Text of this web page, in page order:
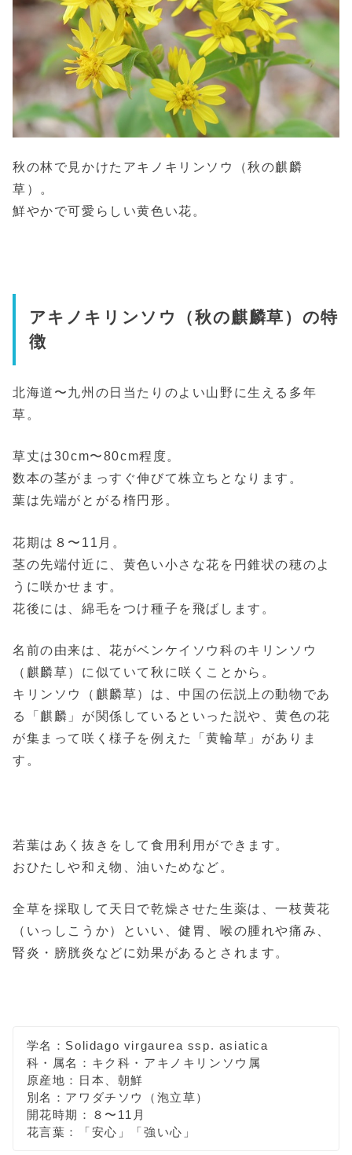
秋の林で見かけたアキノキリンソウ（秋の麒麟
草）。
鮮やかで可愛らしい黄色い花。
アキノキリンソウ（秋の麒麟草）の特
徴
北海道〜九州の日当たりのよい山野に生える多年
草。
草丈は30cm〜80cm程度。
数本の茎がまっすぐ伸びて株立ちとなります。
葉は先端がとがる楕円形。
花期は８〜11月。
茎の先端付近に、黄色い小さな花を円錐状の穂のよ
うに咲かせます。
花後には、綿毛をつけ種子を飛ばします。
名前の由来は、花がベンケイソウ科のキリンソウ
（麒麟草）に似ていて秋に咲くことから。
キリンソウ（麒麟草）は、中国の伝説上の動物であ
る「麒麟」が関係しているといった説や、黄色の花
が集まって咲く様子を例えた「黄輪草」がありま
す。
若葉はあく抜きをして食用利用ができます。
おひたしや和え物、油いためなど。
全草を採取して天日で乾燥させた生薬は、一枝黄花
（いっしこうか）といい、健胃、喉の腫れや痛み、
腎炎・膀胱炎などに効果があるとされます。
学名：Solidago virgaurea ssp. asiatica
科・属名：キク科・アキノキリンソウ属
原産地：日本、朝鮮
別名：アワダチソウ（泡立草）
開花時期：８〜11月
花言葉：「安心」「強い心」